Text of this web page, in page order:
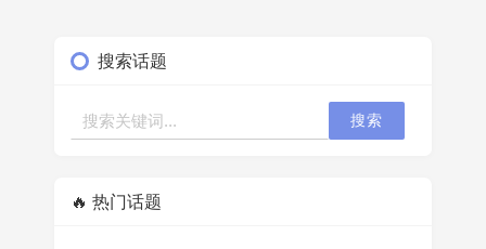
搜索话题
搜索
🔥 热门话题